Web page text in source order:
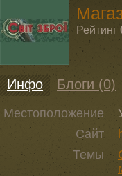
Рейтинг
Инфо Блоги (0)
Местоположение
Сайт
Темы